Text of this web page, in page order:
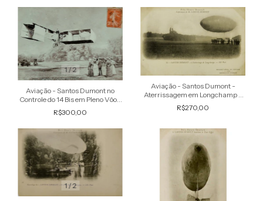
1/2
Aviação - Santos Dumont no
Controle do 14 Bis em Pleno Vôo -
Cartão Postal antigo original
R$300,00
Aviação - Santos Dumont -
Aterrissagem em Longchamp -
Raro Cartão Postal antigo
original
R$270,00
1/2